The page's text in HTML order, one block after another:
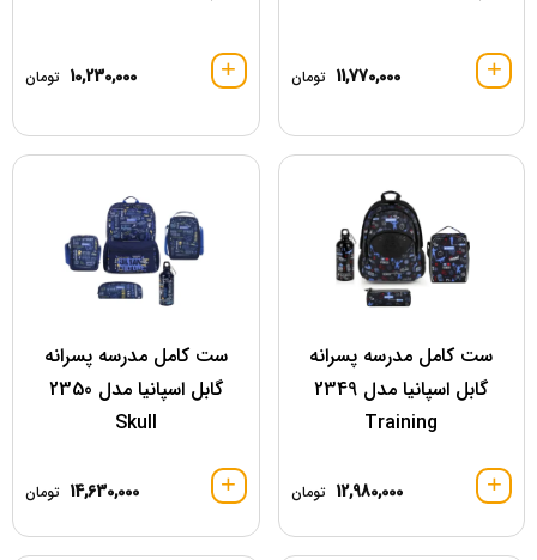
11,770,000 تومان 10,230,000 تومان
ست کامل مدرسه پسرانه
گابل اسپانیا مدل 2349
Training
12,980,000 تومان
ست کامل مدرسه پسرانه
گابل اسپانیا مدل 2350
Skull
14,630,000 تومان